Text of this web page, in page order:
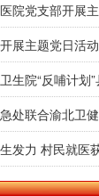
院党支部开展
展主题党日活
处联合渝北卫
发力 村民就医